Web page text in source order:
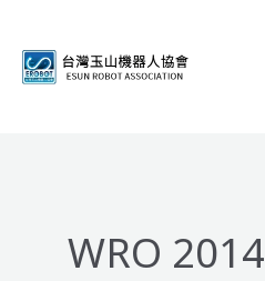
WRO 2014